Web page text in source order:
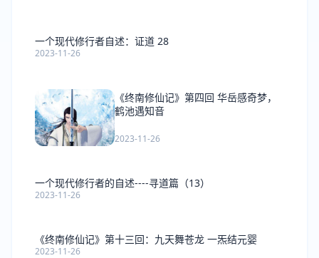
一个现代修行者自述：证道 28
2023-11-26
《终南修仙记》第四回 华岳感奇梦，
鹤池遇知音
2023-11-26
一个现代修行者的自述----寻道篇（13）
2023-11-26
《终南修仙记》第十三回：九天舞苍龙 一炁结元婴
2023-11-26